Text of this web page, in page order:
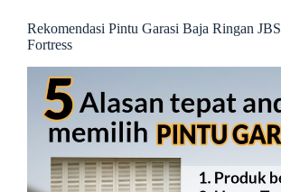
Rekomendasi Pintu Garasi Baja Ringan JBS
Fortress